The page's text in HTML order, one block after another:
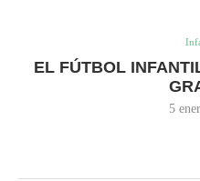
EL FÚTBOL
5